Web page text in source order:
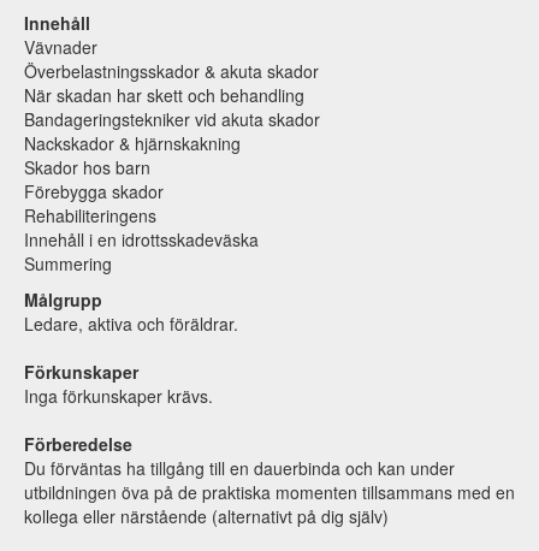
Innehåll
Vävnader
Överbelastningsskador & akuta skador
När skadan har skett och behandling
Bandageringstekniker vid akuta skador
Nackskador & hjärnskakning
Skador hos barn
Förebygga skador
Rehabiliteringens
Innehåll i en idrottsskadeväska
Summering
Målgrupp
Ledare, aktiva och föräldrar.
Förkunskaper
Inga förkunskaper krävs.
Förberedelse
Du förväntas ha tillgång till en dauerbinda och kan under
utbildningen öva på de praktiska momenten tillsammans med en
kollega eller närstående (alternativt på dig själv)